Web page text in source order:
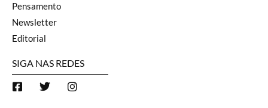
Pensamento
Newsletter
Editorial
SIGA NAS REDES